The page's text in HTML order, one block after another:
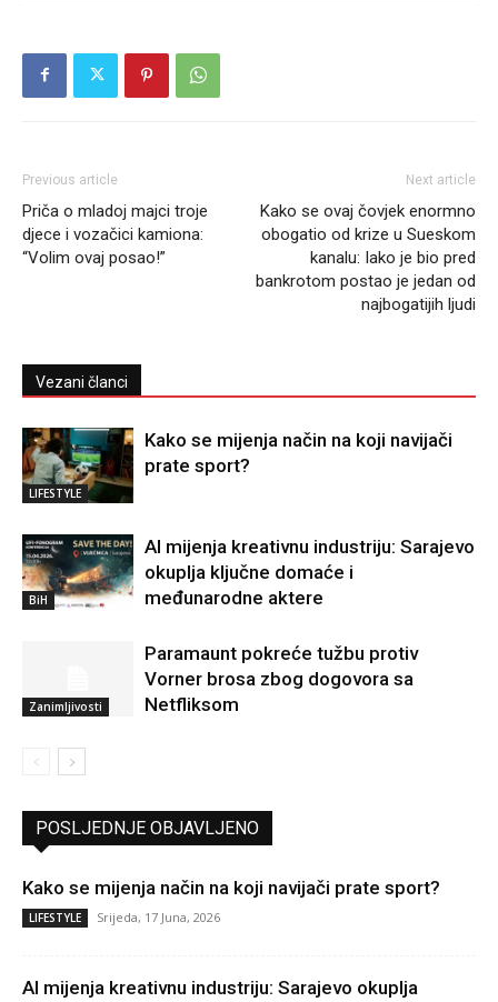
Previous article
Priča o mladoj majci troje
djece i vozačici kamiona:
“Volim ovaj posao!”
Next article
Kako se ovaj čovjek enormno
obogatio od krize u Sueskom
kanalu: Iako je bio pred
bankrotom postao je jedan od
najbogatijih ljudi
Vezani članci
LIFESTYLE
Kako se mijenja način na koji navijači
prate sport?
BiH
AI mijenja kreativnu industriju: Sarajevo
okuplja ključne domaće i
međunarodne aktere
Zanimljivosti
Paramaunt pokreće tužbu protiv
Vorner brosa zbog dogovora sa
Netfliksom
POSLJEDNJE OBJAVLJENO
Kako se mijenja način na koji navijači prate sport?
LIFESTYLE Srijeda, 17 Juna, 2026
AI mijenja kreativnu industriju: Sarajevo okuplja